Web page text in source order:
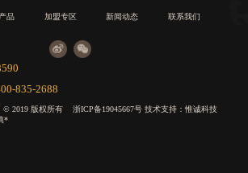
品 加盟专区 新闻动态 联系我们
835-2688
© 2019 版权所有浙ICP备19045667号 技术支持：惟诚科技
*